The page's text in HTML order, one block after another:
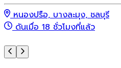
หนองปรือ, บางละมุง, ชลบุรี
ดันเมื่อ 18 ชั่วโมงที่แล้ว